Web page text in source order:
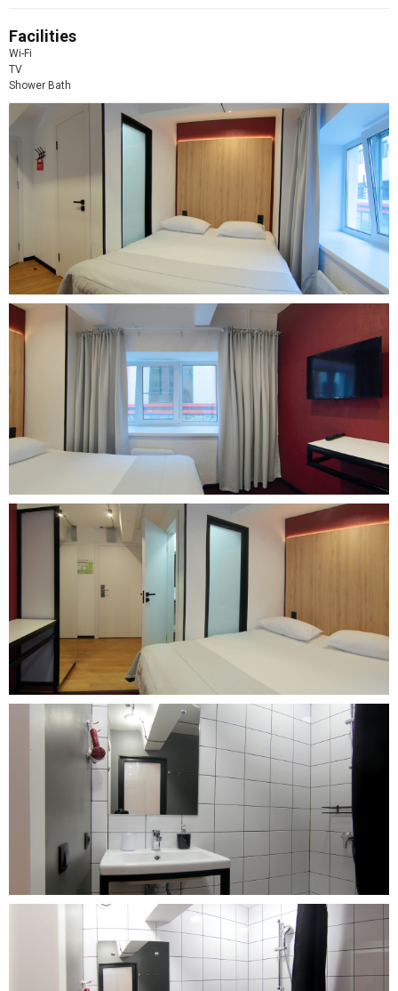
Facilities
Wi-Fi
TV
Shower Bath